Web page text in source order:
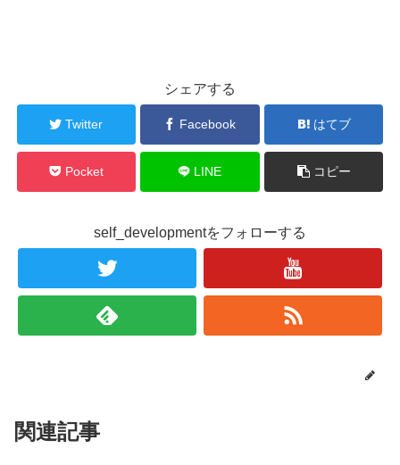
シェアする
Twitter Facebook はてブ
Pocket LINE コピー
self_developmentをフォローする
関連記事